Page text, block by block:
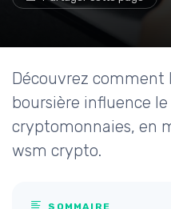
Découvrez comment
boursière influence
cryptomonnaies, en
wsm crypto.
SOMMAIRE